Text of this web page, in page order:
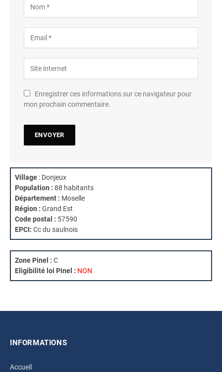
Enregistrer ces informations sur ce navigateur pour
mon prochain commentaire.
Village : Donjeux
Population : 88 habitants
Département : Moselle
Région : Grand Est
Code postal : 57590
EPCI: Cc du saulnois
Zone Pinel : C
Eligibilité loi Pinel : NON
INFORMATIONS
Accueil